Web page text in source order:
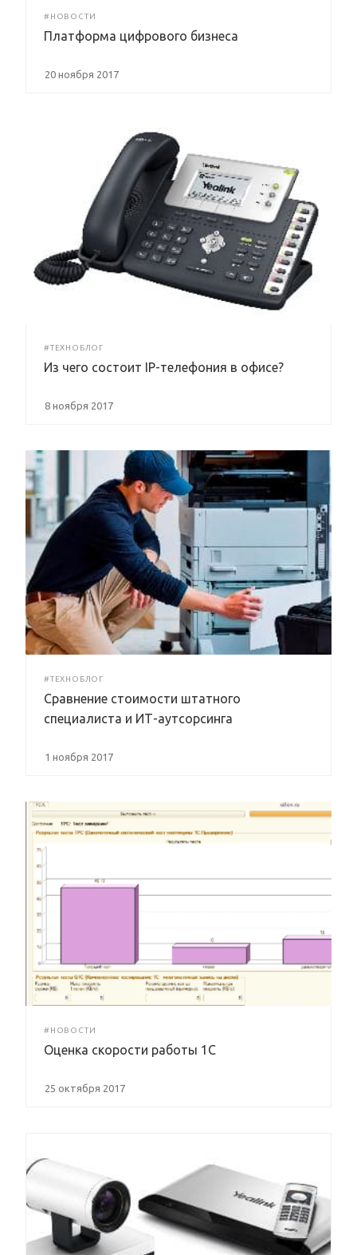
#НОВОСТИ
Платформа цифрового бизнеса
20 ноября 2017
#ТЕХНОБЛОГ
Из чего состоит IP-телефония в офисе?
8 ноября 2017
#ТЕХНОБЛОГ
Сравнение стоимости штатного
специалиста и ИТ-аутсорсинга
1 ноября 2017
#НОВОСТИ
Оценка скорости работы 1С
25 октября 2017